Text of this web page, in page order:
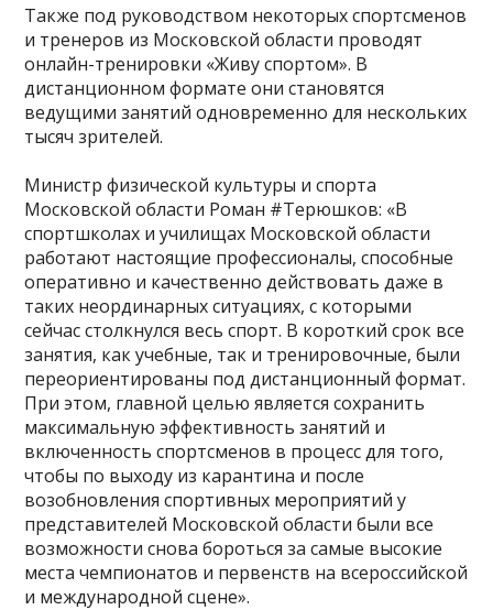
Также под руководством некоторых спортсменов
и тренеров из Московской области проводят
онлайн-тренировки «Живу спортом». В
дистанционном формате они становятся
ведущими занятий одновременно для нескольких
тысяч зрителей.
Министр физической культуры и спорта
Московской области Роман #Терюшков: «В
спортшколах и училищах Московской области
работают настоящие профессионалы, способные
оперативно и качественно действовать даже в
таких неординарных ситуациях, с которыми
сейчас столкнулся весь спорт. В короткий срок все
занятия, как учебные, так и тренировочные, были
переориентированы под дистанционный формат.
При этом, главной целью является сохранить
максимальную эффективность занятий и
включенность спортсменов в процесс для того,
чтобы по выходу из карантина и после
возобновления спортивных мероприятий у
представителей Московской области были все
возможности снова бороться за самые высокие
места чемпионатов и первенств на всероссийской
и международной сцене».